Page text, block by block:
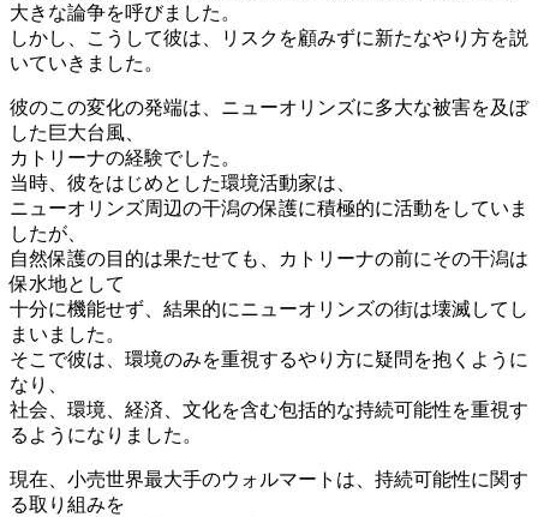
大きな論争を呼びました。
しかし、こうして彼は、リスクを顧みずに新たなやり方を説
いていきました。
彼のこの変化の発端は、ニューオリンズに多大な被害を及ぼ
した巨大台風、
カトリーナの経験でした。
当時、彼をはじめとした環境活動家は、
ニューオリンズ周辺の干潟の保護に積極的に活動をしていま
したが、
自然保護の目的は果たせても、カトリーナの前にその干潟は
保水地として
十分に機能せず、結果的にニューオリンズの街は壊滅してし
まいました。
そこで彼は、環境のみを重視するやり方に疑問を抱くように
なり、
社会、環境、経済、文化を含む包括的な持続可能性を重視す
るようになりました。
現在、小売世界最大手のウォルマートは、持続可能性に関す
る取り組みを